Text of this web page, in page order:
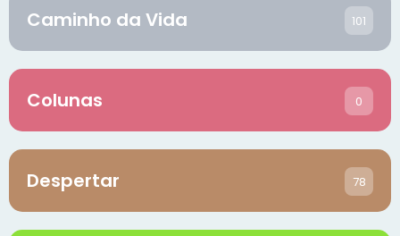
Caminho da Vida 101
Colunas 0
Despertar 78